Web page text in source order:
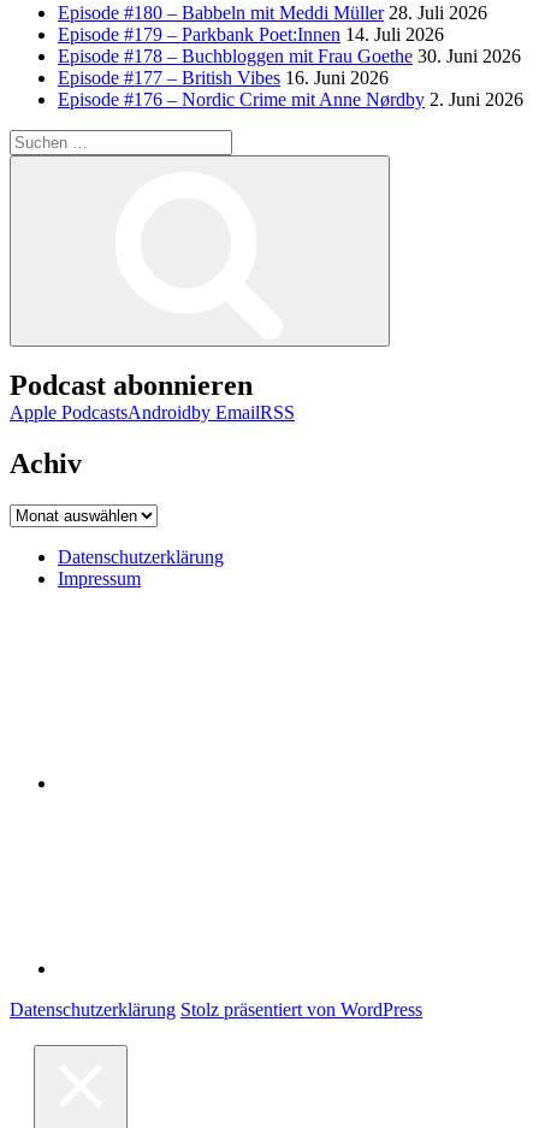
Episode #180 – Babbeln mit Meddi Müller 28. Juli 2026
Episode #179 – Parkbank Poet:Innen 14. Juli 2026
Episode #178 – Buchbloggen mit Frau Goethe 30. Juni 2026
Episode #177 – British Vibes 16. Juni 2026
Episode #176 – Nordic Crime mit Anne Nørdby 2. Juni 2026
Suchen
nach:
Podcast abonnieren
Apple PodcastsAndroidby EmailRSS
Achiv
Achiv
Datenschutzerklärung
Impressum
Datenschutzerklärung Stolz präsentiert von WordPress